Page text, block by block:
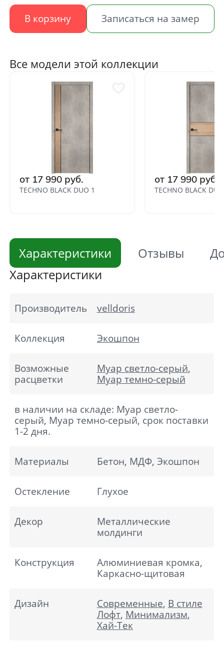
В корзину
Записаться на замер
Все модели этой коллекции
от 17 990 руб.
TECHNO BLACK DUO 1
от 17 990 руб.
TECHNO BLACK
Характеристики Отзывы
Характеристики
Производитель velldoris
Коллекция Экошпон
Возможные
расцветки
Муар светло-серый,
Муар темно-серый
в наличии на складе: Муар светло-
серый, Муар темно-серый, срок поставки
1-2 дня.
Материалы Бетон, МДФ, Экошпон
Остекление Глухое
Декор
Металлические
молдинги
Конструкция
Алюминиевая кромка,
Каркасно-щитовая
Дизайн Современные, В стиле
Лофт, Минимализм,
Хай-Тек